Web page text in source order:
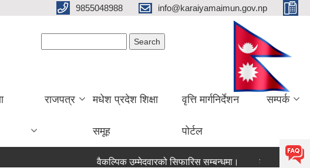
9855048988 info@karaiyamaimun.gov.np
राजपत्र मधेश प्रदेश शिक्षा
समूह
वृत्ति मार्गनिर्देशन
पोर्टल
सम्पर्क
वैकल्पिक उम्मेदवारको सिफारिस सम्बन्धमा। लेखा परीक्षण